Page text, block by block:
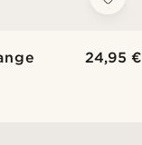
24,95 €